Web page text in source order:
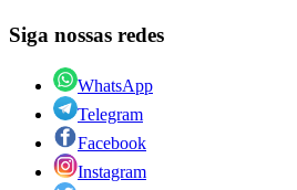
Siga nossas redes
WhatsApp
Telegram
Facebook
Instagram